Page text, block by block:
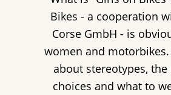
Bikes - a cooperation
Corse GmbH - is
women and
about stereotypes,
choices and what to